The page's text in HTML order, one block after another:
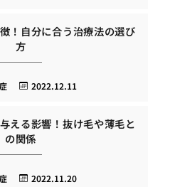
！自分に合う治療法の選び
方
2022.12.11
える影響！抜け毛や薄毛と
の関係
2022.11.20